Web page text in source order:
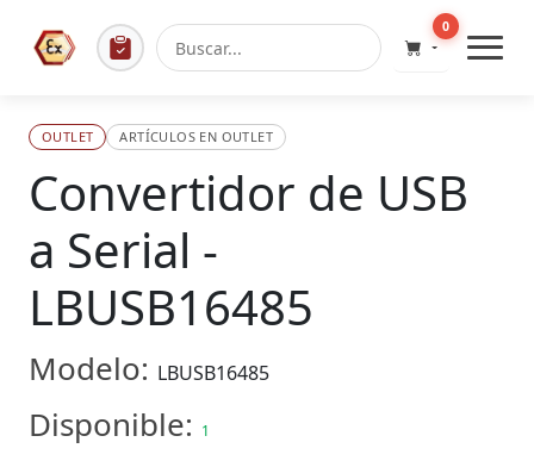
0
OUTLET ARTÍCULOS EN OUTLET
Convertidor de USB
a Serial -
LBUSB16485
Modelo: LBUSB16485
Disponible: 1